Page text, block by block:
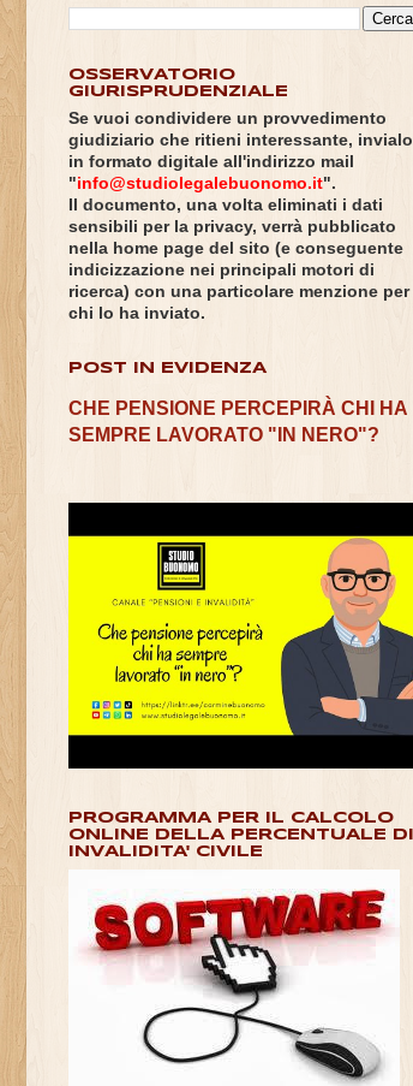
OSSERVATORIO
GIURISPRUDENZIALE
Se vuoi condividere un provvedimento
giudiziario che ritieni interessante, invialo
in formato digitale all'indirizzo mail
"info@studiolegalebuonomo.it".
Il documento, una volta eliminati i dati
sensibili per la privacy, verrà pubblicato
nella home page del sito (e conseguente
indicizzazione nei principali motori di
ricerca) con una particolare menzione per
chi lo ha inviato.
POST IN EVIDENZA
CHE PENSIONE PERCEPIRÀ CHI HA
SEMPRE LAVORATO "IN NERO"?
PROGRAMMA PER IL CALCOLO
ONLINE DELLA PERCENTUALE DI
INVALIDITA' CIVILE